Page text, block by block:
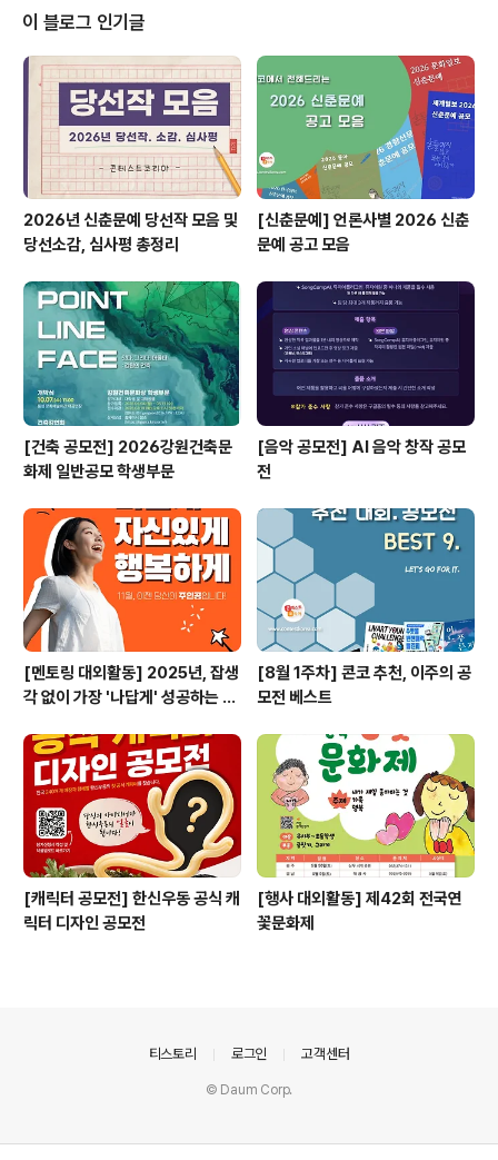
기고 사랑하는 대학생, 대학원생, 휴학생- 미디어 리터러시
에 관심이 있는 학생- 안전하고 건강한 숏폼 영상 제작 및
확산에 기여하고 싶은 학생- 최신 밈과 트렌드를 즐기고,
활용할 자신 있는 학생- SNS 소통에 관심이 많고 글로벌
플랫폼에서 다양한 경험..
이 블로그 인기글
2026년 신춘문예 당선작 모음 및
당선소감, 심사평 총정리
[신춘문예] 언론사별 2026 신춘
문예 공고 모음
[건축 공모전] 2026강원건축문
화제 일반공모 학생부문
[음악 공모전] AI 음악 창작 공모
전
[멘토링 대외활동] 2025년, 잡생
각 없이 가장 '나답게' 성공하는 법
[8월 1주차] 콘코 추천, 이주의 공
모전 베스트
[캐릭터 공모전] 한신우동 공식 캐
릭터 디자인 공모전
[행사 대외활동] 제42회 전국연
꽃문화제
티스토리 로그인 고객센터
© Daum Corp.